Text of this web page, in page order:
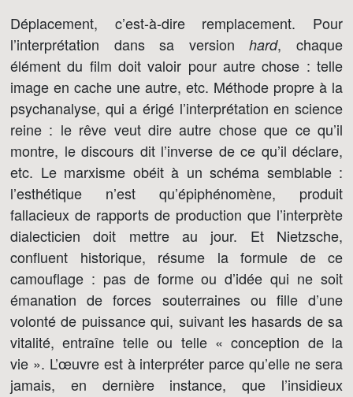
Déplacement, c’est-à-dire remplacement. Pour
l’interprétation dans sa versionhard, chaque
élément du film doit valoir pour autre chose : telle
image en cache une autre, etc. Méthode propre à la
psychanalyse, qui a érigé l’interprétation en science
reine : le rêve veut dire autre chose que ce qu’il
montre, le discours dit l’inverse de ce qu’il déclare,
etc. Le marxisme obéit à un schéma semblable :
l’esthétique n’est qu’épiphénomène, produit
fallacieux de rapports de production que l’interprète
dialecticien doit mettre au jour. Et Nietzsche,
confluent historique, résume la formule de ce
camouflage : pas de forme ou d’idée qui ne soit
émanation de forces souterraines ou fille d’une
volonté de puissance qui, suivant les hasards de sa
vitalité, entraîne telle ou telle « conception de la
vie ». L’œuvre est à interpréter parce qu’elle ne sera
jamais, en dernière instance, que l’insidieux